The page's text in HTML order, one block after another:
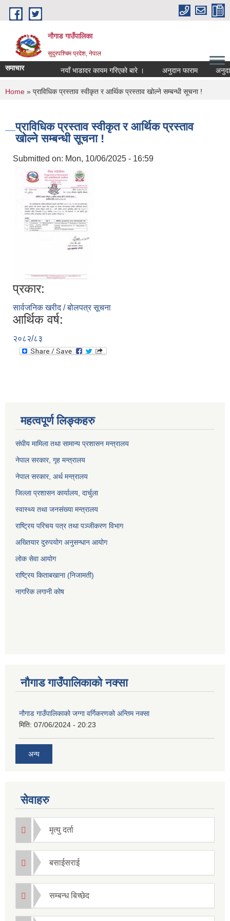
Skip to main content
नौगाड गाउँपालिका
सुदुरपश्चिम प्रदेश, नेपाल
समाचार नयाँ भाडादर कायम गरिएको बारे । अनुदान फाराम अनुदान
You are here
Home » प्राविधिक प्रस्ताव स्वीकृत र आर्थिक प्रस्ताव खोल्ने सम्बन्धी सूचना !
प्राविधिक प्रस्ताव स्वीकृत र आर्थिक प्रस्ताव
खोल्ने सम्बन्धी सूचना !
Submitted on: Mon, 10/06/2025 - 16:59
प्रकार:
सार्वजनिक खरीद / बोलपत्र सूचना
आर्थिक वर्ष:
२०८२/८३
महत्वपूर्ण लिङ्कहरु
संघीय मामिला तथा सामान्य प्रशासन मन्त्रालय
नेपाल सरकार, गृह मन्त्रालय
नेपाल सरकार, अर्थ मन्त्रालय
जिल्ला प्रशासन कार्यालय, दार्चुला
स्वास्थ्य तथा जनसंख्या मन्त्रालय
राष्ट्रिय परिचय पत्र तथा पञ्जीकरण विभाग
अख्तियार दुरुपयोग अनुसन्धान आयोग
लोक सेवा आयोग
राष्ट्रिय किताबखाना (निजामती)
नागरिक लगानी कोष
नौगाड गाउँपालिकाको नक्सा
नौगाड गाउँपालिकाको जग्गा वर्गिकरणको अन्तिम नक्सा
मिति: 07/06/2024 - 20:23
अन्य
सेवाहरु
मृत्यु दर्ता
बसाईसराई
सम्बन्ध बिच्छेद